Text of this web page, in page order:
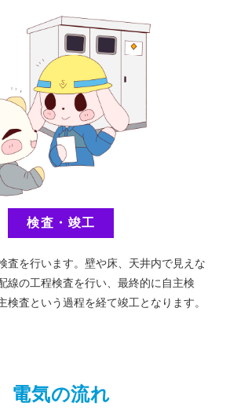
検査・竣工
査を行います。壁や床、天井内で見えな
線の工程検査を行い、最終的に自主検
検査という過程を経て竣工となります。
電気の流れ